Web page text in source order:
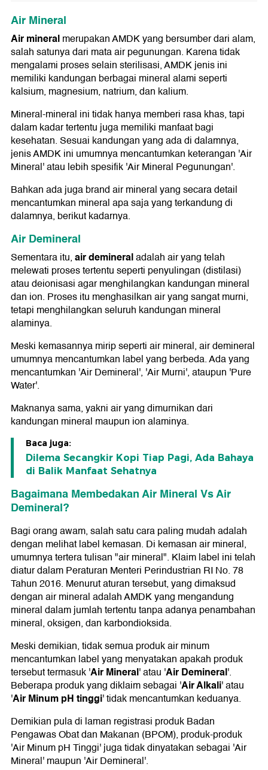
Air Mineral
Air mineralmerupakan AMDK yang bersumber dari alam,
salah satunya dari mata air pegunungan. Karena tidak
mengalami proses selain sterilisasi, AMDK jenis ini
memiliki kandungan berbagai mineral alami seperti
kalsium, magnesium, natrium, dan kalium.
Mineral-mineral ini tidak hanya memberi rasa khas, tapi
dalam kadar tertentu juga memiliki manfaat bagi
kesehatan. Sesuai kandungan yang ada di dalamnya,
jenis AMDK ini umumnya mencantumkan keterangan 'Air
Mineral' atau lebih spesifik 'Air Mineral Pegunungan'.
Bahkan ada juga brand air mineral yang secara detail
mencantumkan mineral apa saja yang terkandung di
dalamnya, berikut kadarnya.
Air Demineral
Sementara itu,air demineraladalah air yang telah
melewati proses tertentu seperti penyulingan (distilasi)
atau deionisasi agar menghilangkan kandungan mineral
dan ion. Proses itu menghasilkan air yang sangat murni,
tetapi menghilangkan seluruh kandungan mineral
alaminya.
Meski kemasannya mirip seperti air mineral, air demineral
umumnya mencantumkan label yang berbeda. Ada yang
mencantumkan 'Air Demineral', 'Air Murni', ataupun 'Pure
Water'.
Maknanya sama, yakni air yang dimurnikan dari
kandungan mineral maupun ion alaminya.
Baca juga:
Dilema Secangkir Kopi Tiap Pagi, Ada Bahaya
di Balik Manfaat Sehatnya
Bagaimana Membedakan Air Mineral Vs Air
Demineral?
Bagi orang awam, salah satu cara paling mudah adalah
dengan melihat label kemasan. Di kemasan air mineral,
umumnya tertera tulisan "air mineral". Klaim label ini telah
diatur dalam Peraturan Menteri Perindustrian RI No. 78
Tahun 2016. Menurut aturan tersebut, yang dimaksud
dengan air mineral adalah AMDK yang mengandung
mineral dalam jumlah tertentu tanpa adanya penambahan
mineral, oksigen, dan karbondioksida.
Meski demikian, tidak semua produk air minum
mencantumkan label yang menyatakan apakah produk
tersebut termasuk 'Air Mineral' atau 'Air Demineral'.
Beberapa produk yang diklaim sebagai 'Air Alkali' atau
'Air Minum pH tinggi' tidak mencantumkan keduanya.
Demikian pula di laman registrasi produk Badan
Pengawas Obat dan Makanan (BPOM), produk-produk
'Air Minum pH Tinggi' juga tidak dinyatakan sebagai 'Air
Mineral' maupun 'Air Demineral'.